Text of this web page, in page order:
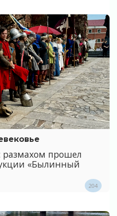
размахом прошел
«Былинный
204